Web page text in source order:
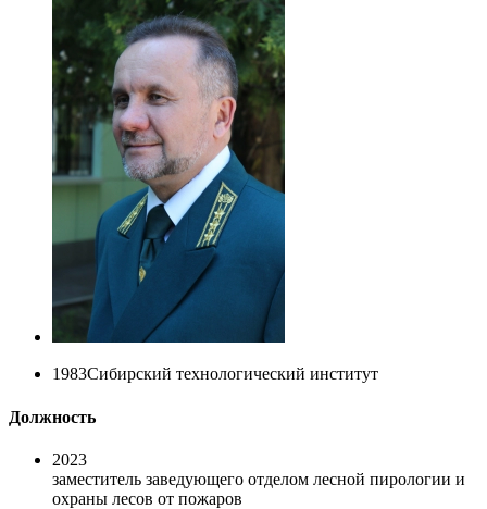
1983Сибирский технологический институт
Должность
2023
заместитель заведующего отделом лесной пирологии и
охраны лесов от пожаров